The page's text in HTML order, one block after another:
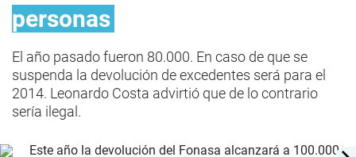
personas
El año pasado fueron 80.000. En caso de que se
suspenda la devolución de excedentes será para el
2014. Leonardo Costa advirtió que de lo contrario
sería ilegal.